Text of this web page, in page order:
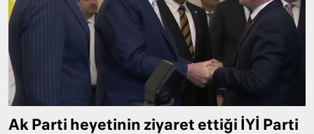
Ak Parti heyetinin ziyaret ettiği İYİ Parti